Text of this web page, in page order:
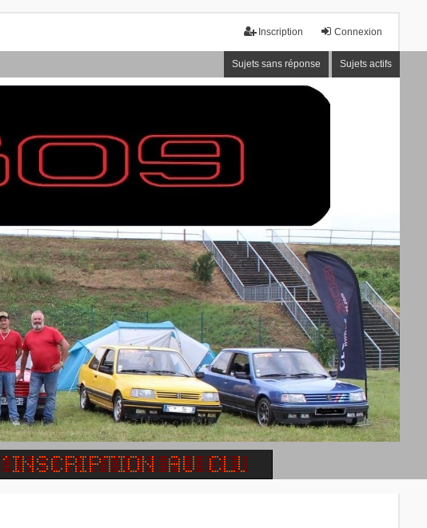
Connexion
Inscription
Sujets sans réponse Sujets actifs